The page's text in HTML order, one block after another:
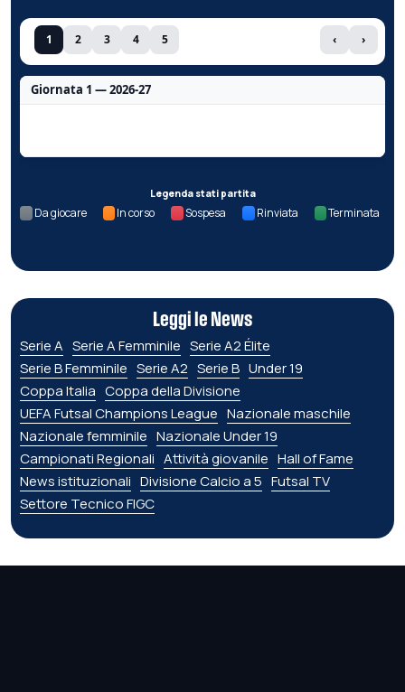
1 2 3 4 5 ‹ ›
Giornata 1 — 2026-27
Legenda stati partita
Da giocare In corso Sospesa Rinviata Terminata
Leggi le News
Serie A Serie A Femminile Serie A2 Élite
Serie B Femminile Serie A2 Serie B Under 19
Coppa Italia Coppa della Divisione
UEFA Futsal Champions League Nazionale maschile
Nazionale femminile Nazionale Under 19
Campionati Regionali Attività giovanile Hall of Fame
News istituzionali Divisione Calcio a 5 Futsal TV
Settore Tecnico FIGC